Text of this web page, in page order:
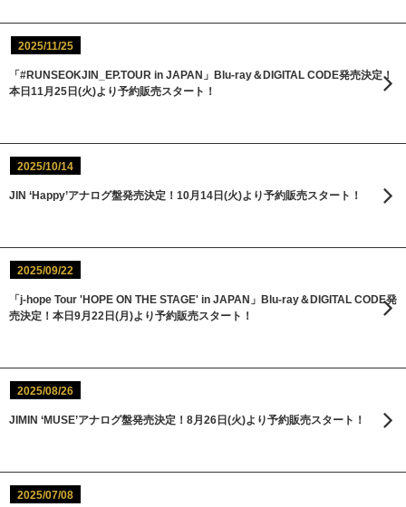
2025/11/25
「#RUNSEOKJIN_EP.TOUR in JAPAN」Blu-ray＆DIGITAL CODE発売決定！
本日11月25日(火)より予約販売スタート！
2025/10/14
JIN ‘Happy’アナログ盤発売決定！10月14日(火)より予約販売スタート！
2025/09/22
「j-hope Tour 'HOPE ON THE STAGE' in JAPAN」Blu-ray＆DIGITAL CODE発
売決定！本日9月22日(月)より予約販売スタート！
2025/08/26
JIMIN ‘MUSE’アナログ盤発売決定！8月26日(火)より予約販売スタート！
2025/07/08